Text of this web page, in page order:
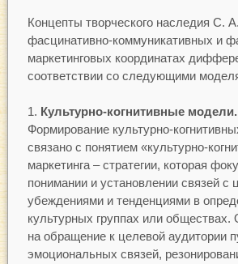
Концепты творческого наследия С.
фасцинативно-коммуникативных и
маркетинговых координатах
соответствии со следующими
Культурно-когнитивные модели.
Формирование культурно-
связано с понятием «культурно-
маркетинга – стратегии, которая
понимании и установлении связей с
убеждениями и тенденциями в
культурных группах или обществах.
на обращение к целевой аудитории
эмоциональных связей,